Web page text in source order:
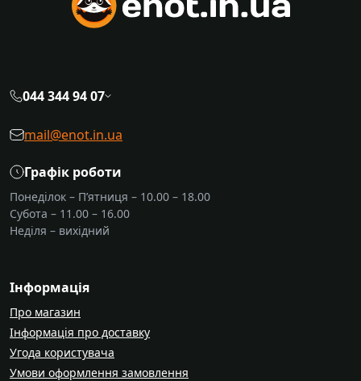
044 344 94 07
mail@enot.in.ua
Графік роботи
Понеділок – П’ятниця – 10.00 – 18.00
Субота – 11.00 – 16.00
Неділя – вихідний
Інформація
Про магазин
Інформація про доставку
Угода користувача
Умови оформлення замовлення